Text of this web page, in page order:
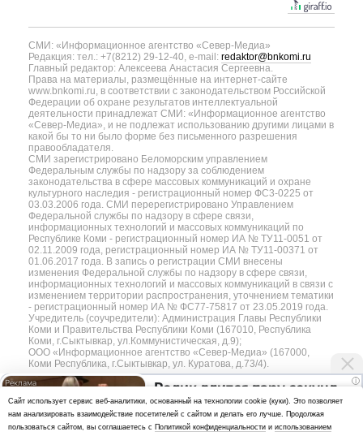
СМИ: «Информационное агентство «Север-Медиа»
Редакция: тел.: +7(8212) 29-12-40, e-mail: redaktor@bnkomi.ru
Главный редактор: Алексеева Анастасия Сергеевна.
Права на материалы, размещённые на интернет-сайте
www.bnkomi.ru, в соответствии с законодательством Российской
Федерации об охране результатов интеллектуальной
деятельности принадлежат СМИ: «Информационное агентство
«Север-Медиа», и не подлежат использованию другими лицами в
какой бы то ни было форме без письменного разрешения
правообладателя.
СМИ зарегистрировано Беломорским управлением
Федеральным службы по надзору за соблюдением
законодательства в сфере массовых коммуникаций и охране
культурного наследия - регистрационный номер ФС3-0225 от
03.03.2006 года. СМИ перерегистрировано Управлением
Федеральной службы по надзору в сфере связи,
информационных технологий и массовых коммуникаций по
Республике Коми - регистрационный номер ИА № ТУ11-0051 от
02.11.2009 года, регистрационный номер ИА № ТУ11-00371 от
01.06.2017 года. В запись о регистрации СМИ внесены
изменения Федеральной службы по надзору в сфере связи,
информационных технологий и массовых коммуникаций в связи с
изменением территории распространения, уточнением тематики
- регистрационный номер ИА № ФС77-75817 от 23.05.2019 года.
Учредитель (соучредители): Администрация Главы Республики
Коми и Правительства Республики Коми (167010, Республика
Коми, г.Сыктывкар, ул.Коммунистическая, д.9);
ООО «Информационное агентство «Север-Медиа» (167000,
Коми Республика, г.Сыктывкар, ул. Куратова, д.73/4).
Разработка сайта — web-студия «Цифровой Век»
i
Ролик длится пару секунд,
но вы будете в шоке от
увиденного
Политика
Cайт использует сервис веб-аналитики, основанный на технологии cookie (куки). Это позволяет
нам анализировать взаимодействие посетителей с сайтом и делать его лучше. Продолжая
пользоваться сайтом, вы соглашаетесь с Политикой конфиденциальности и использованием